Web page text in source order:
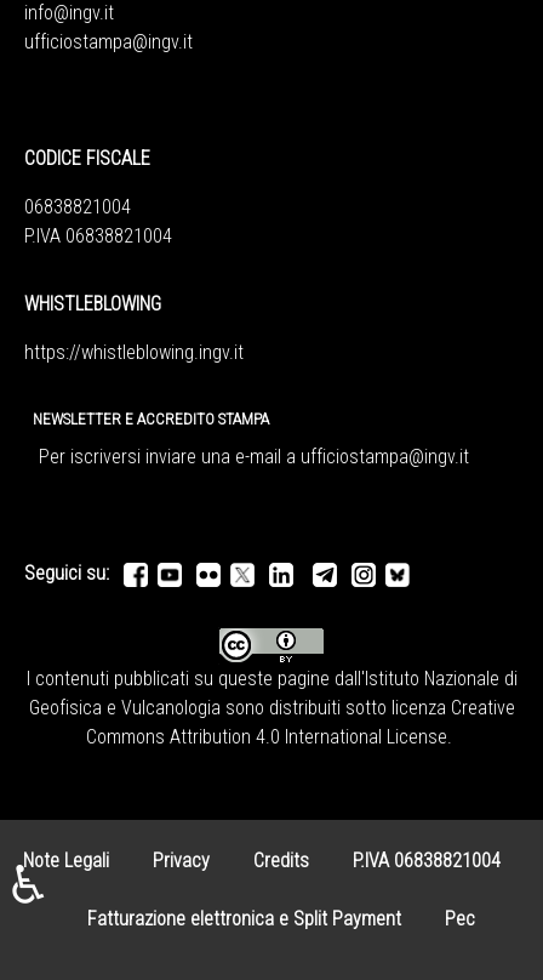
info@ingv.it
ufficiostampa@ingv.it
CODICE FISCALE
06838821004
P.IVA 06838821004
WHISTLEBLOWING
https://whistleblowing.ingv.it
NEWSLETTER E ACCREDITO STAMPA
Per iscriversi inviare una e-mail a ufficiostampa@ingv.it
Seguici su:
I contenuti pubblicati su queste pagine dall'Istituto Nazionale di
Geofisica e Vulcanologia sono distribuiti sotto licenza Creative
Commons Attribution 4.0 International License.
Note Legali Privacy Credits P.IVA 06838821004
Fatturazione elettronica e Split Payment Pec